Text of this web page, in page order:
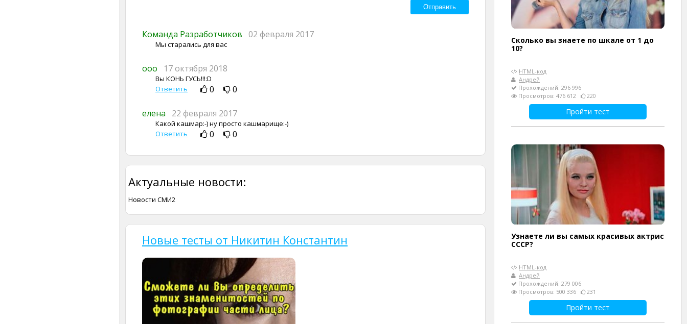
Команда Разработчиков 02 февраля 2017
Мы старались для вас
ооо 17 октября 2018
Вы КОНЬ ГУСЬ!!!:D
Ответить
0 0
елена 22 февраля 2017
Какой кашмар:-) ну просто кашмарище:-)
Ответить
0 0
Актуальные новости:
Новости СМИ2
Новые тесты от Никитин Константин
Сколько вы знаете по шкале от 1 до
10?
HTML-код
Андрей
Прохождений: 296 996
Просмотров: 476 612
220
Пройти тест
Узнаете ли вы самых красивых актрис
СССР?
HTML-код
Андрей
Прохождений: 279 006
Просмотров: 500 336
231
Пройти тест